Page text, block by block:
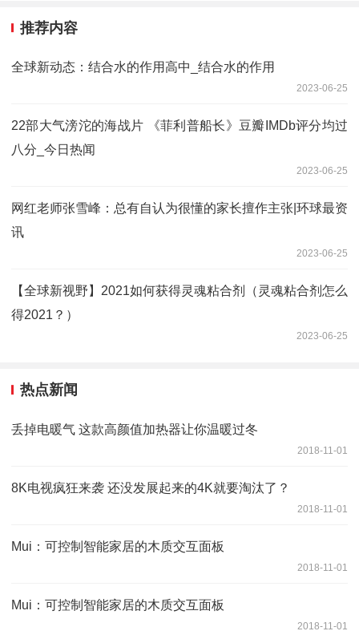
推荐内容
全球新动态：结合水的作用高中_结合水的作用
2023-06-25
22部大气滂沱的海战片 《菲利普船长》豆瓣IMDb评分均过
八分_今日热闻
2023-06-25
网红老师张雪峰：总有自认为很懂的家长擅作主张|环球最资
讯
2023-06-25
【全球新视野】2021如何获得灵魂粘合剂（灵魂粘合剂怎么
得2021？）
2023-06-25
热点新闻
丢掉电暖气 这款高颜值加热器让你温暖过冬
2018-11-01
8K电视疯狂来袭 还没发展起来的4K就要淘汰了？
2018-11-01
Mui：可控制智能家居的木质交互面板
2018-11-01
Mui：可控制智能家居的木质交互面板
2018-11-01